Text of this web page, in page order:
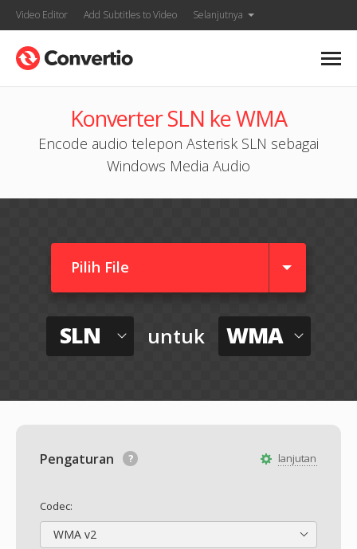
Video Editor Add Subtitles to Video Selanjutnya
Konverter SLN ke WMA
Encode audio telepon Asterisk SLN sebagai
Windows Media Audio
Pilih File
SLN untuk WMA
lanjutan
Pengaturan
Codec:
WMA v2